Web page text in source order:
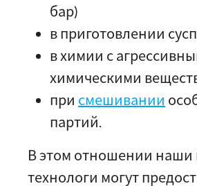
бар)
в приготовлении
в химии с
химическими
при смешивании
партий.
В этом отношении
технологи могут